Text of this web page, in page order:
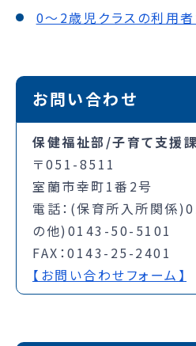
0～2歳児クラスの利用者
お問い合わせ
保健福祉部/子育て支援
〒051-8511
室蘭市幸町1番2号
電話：(保育所入所関係
の他)0143-50-5101
FAX：0143-25-2401
【お問い合わせフォーム】